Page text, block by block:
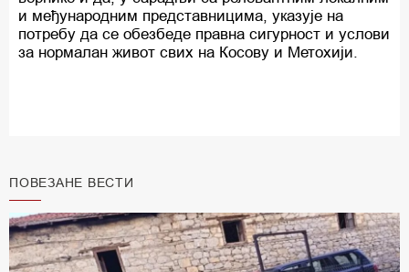
и међународним представницима, указује на
потребу да се обезбеде правна сигурност и услови
за нормалан живот свих на Косову и Метохији.
ПОВЕЗАНЕ ВЕСТИ